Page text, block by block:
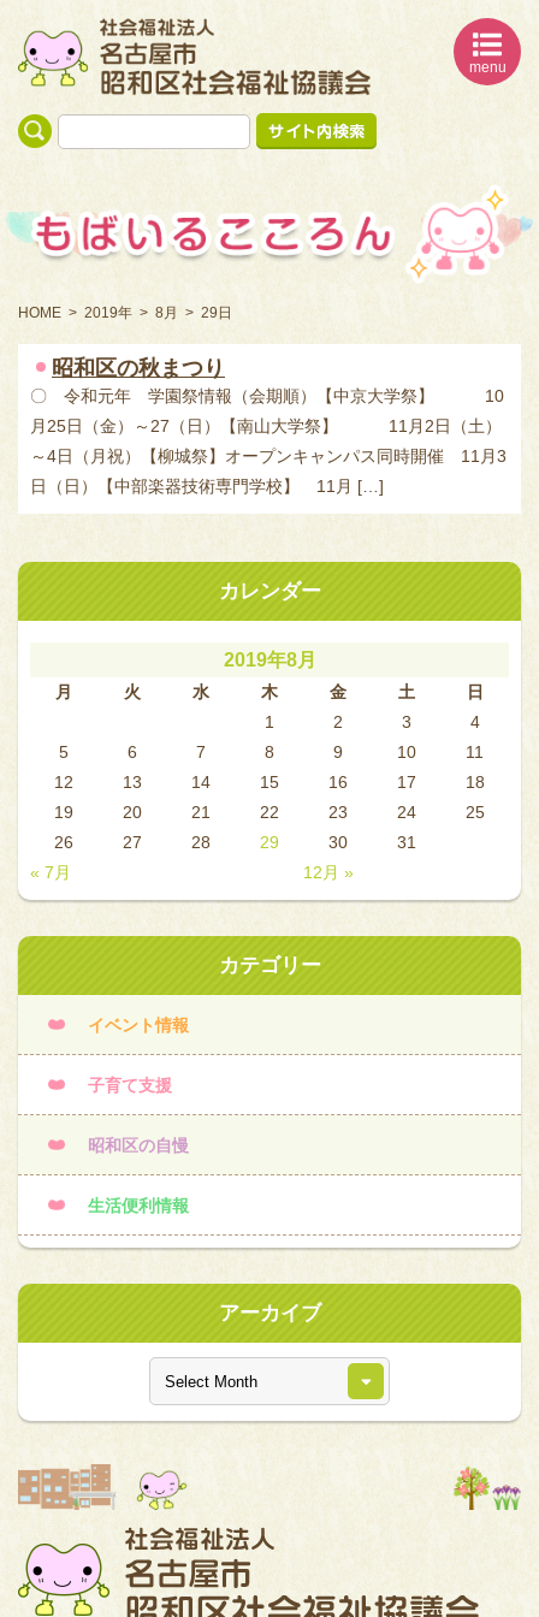
誰もが安心して 暮らすことのできる 地域福祉の実現
menu
HOME 2019年 8月 29日
昭和区の秋まつり
〇 令和元年 学園祭情報（会期順）【中京大学祭】 10
月25日（金）～27（日）【南山大学祭】 11月2日（土）
～4日（月祝）【柳城祭】オープンキャンパス同時開催 11月3
日（日）【中部楽器技術専門学校】 11月 […]
カレンダー
2019年8月
月 火 水 木 金 土 日
« 7月 12月 »
1 2 3
4
5
6 7 8 9 10
11
12
13 14 15 16 17
18
19
20 21 22 23 24
25
26
27 28 29 30 31
カテゴリー
イベント情報
子育て支援
昭和区の自慢
生活便利情報
アーカイブ